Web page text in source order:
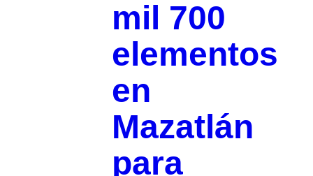
mil 700
elementos
en
Mazatlán
para